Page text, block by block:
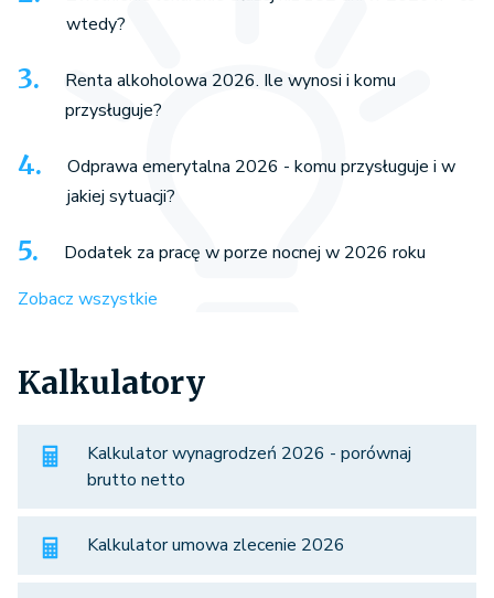
wtedy?
Renta alkoholowa 2026. Ile wynosi i komu
przysługuje?
Odprawa emerytalna 2026 - komu przysługuje i w
jakiej sytuacji?
Dodatek za pracę w porze nocnej w 2026 roku
Zobacz wszystkie
Kalkulatory
Kalkulator wynagrodzeń 2026 - porównaj
brutto netto
Kalkulator umowa zlecenie 2026